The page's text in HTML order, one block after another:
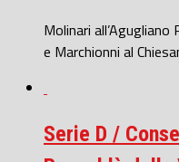
Molinari all’Agugliano
e Marchionni al
Serie D /